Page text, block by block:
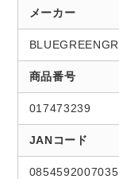
メーカー
商品番号
017473239
JANコード
0854592007035